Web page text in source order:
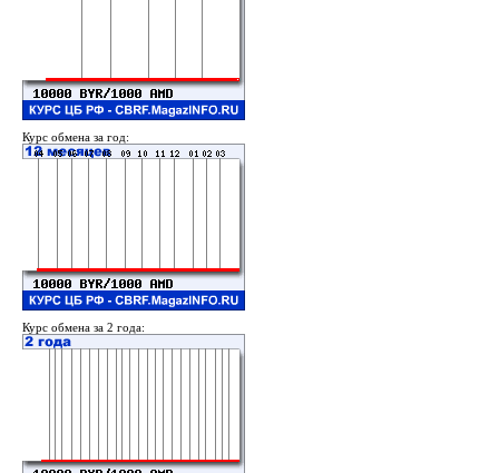
Курс обмена за год:
Курс обмена за 2 года: